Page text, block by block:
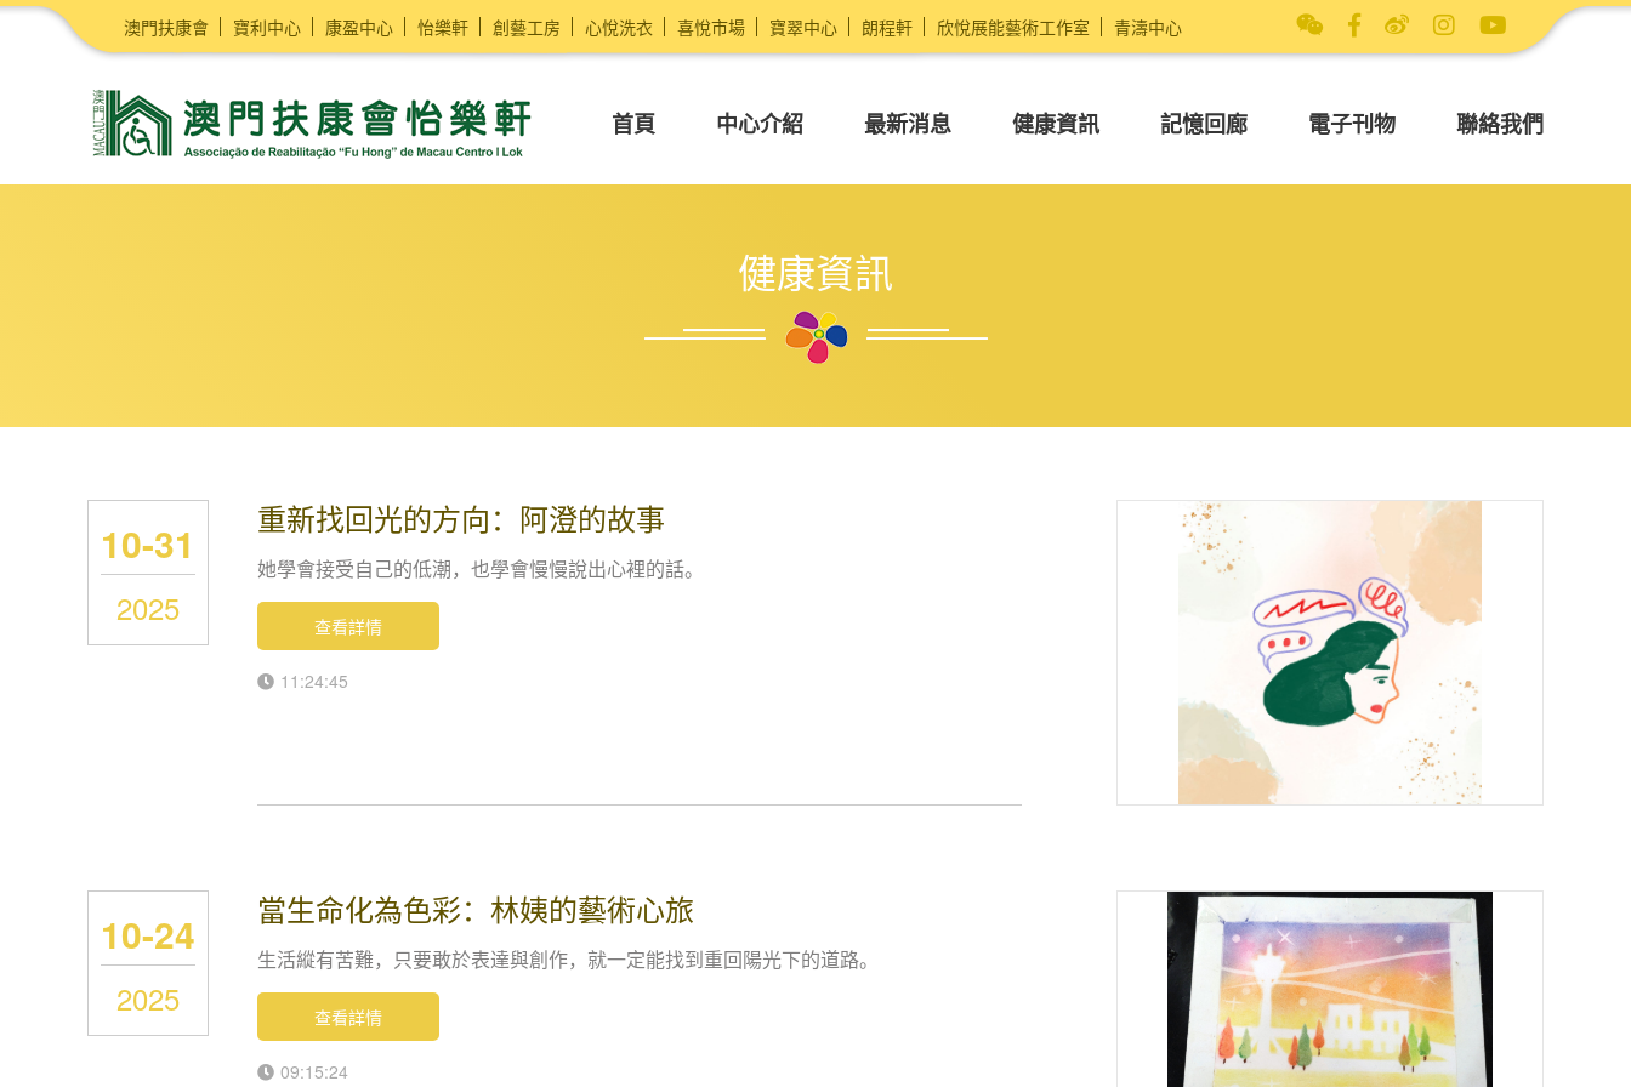
澳門扶康會 寶利中心 康盈中心 怡樂軒 創藝工房 心悅洗衣 喜悅市場 寶翠中心 朗程軒 欣悅展能藝術工作室 青濤中心
首頁 中心介紹 最新消息 健康資訊 記憶回廊 電子刊物 聯絡我們
健康資訊
10-31
2025
重新找回光的方向：阿澄的故事
她學會接受自己的低潮，也學會慢慢說出心裡的話。
查看詳情
11:24:45
10-24
2025
當生命化為色彩：林姨的藝術心旅
生活縱有苦難，只要敢於表達與創作，就一定能找到重回陽光下的道路。
查看詳情
09:15:24